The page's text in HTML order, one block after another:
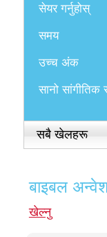
सेयर गर्नुहोस्
समय
उच्च अंक
सानो सांगीतिक
सबै खेलहरू
बाइबल
खेल्नु